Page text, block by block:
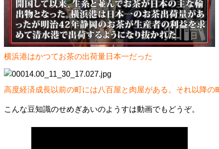
横浜港はかつてお茶の出荷量日本一だった
高度経済成長以前の町には八百屋と肉屋がある。それ以降の
こんな豆知識のせめぎあいのようすは動画でもどうぞ。